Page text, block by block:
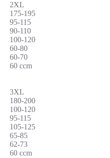
2XL
175-195
95-115
90-110
100-120
60-80
60-70
60 ccm
3XL
180-200
100-120
95-115
105-125
65-85
62-73
60 ccm